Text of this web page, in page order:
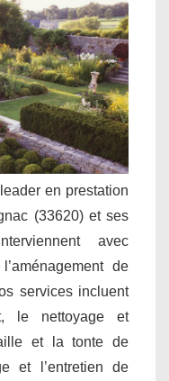
en prestation
(33620) et ses
avec
de
services incluent
le nettoyage et
et la tonte de
et l’entretien de